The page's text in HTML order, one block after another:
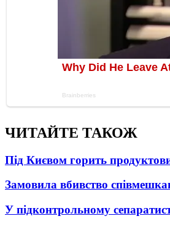
ЧИТАЙТЕ ТАКОЖ
Під Києвом горить
Замовила вбивство
У підконтрольному